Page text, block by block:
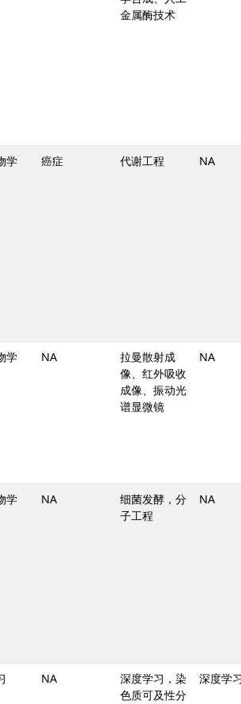
金属酶技术
学 癌症 代谢工程 NA
学 NA
拉曼散射成
像、红外吸收
成像、振动光
谱显微镜
NA
学 NA
细菌发酵，分
子工程
NA
NA
深度学习，染
色质可及性分
深度学